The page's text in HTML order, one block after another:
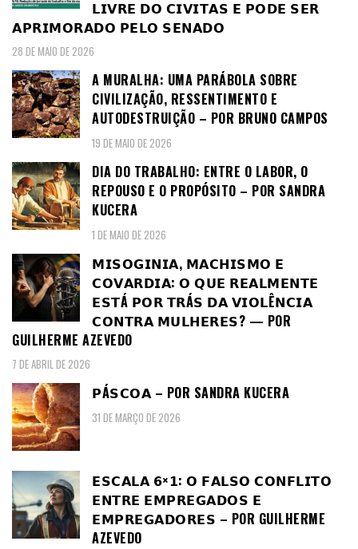
𝗟𝗜𝗩𝗥𝗘 𝗗𝗢 𝗖𝗜𝗩𝗜𝗧𝗔𝗦 𝗘 𝗣𝗢𝗗𝗘 𝗦𝗘𝗥
𝗔𝗣𝗥𝗜𝗠𝗢𝗥𝗔𝗗𝗢 𝗣𝗘𝗟𝗢 𝗦𝗘𝗡𝗔𝗗𝗢
28 DE MAIO DE 2026
A MURALHA: UMA PARÁBOLA SOBRE
CIVILIZAÇÃO, RESSENTIMENTO E
AUTODESTRUIÇÃO – POR BRUNO CAMPOS
19 DE MAIO DE 2026
DIA DO TRABALHO: ENTRE O LABOR, O
REPOUSO E O PROPÓSITO – POR SANDRA
KUCERA
1 DE MAIO DE 2026
𝗠𝗜𝗦𝗢𝗚𝗜𝗡𝗜𝗔, 𝗠𝗔𝗖𝗛𝗜𝗦𝗠𝗢 𝗘
𝗖𝗢𝗩𝗔𝗥𝗗𝗜𝗔: 𝗢 𝗤𝗨𝗘 𝗥𝗘𝗔𝗟𝗠𝗘𝗡𝗧𝗘
𝗘𝗦𝗧Á 𝗣𝗢𝗥 𝗧𝗥Á𝗦 𝗗𝗔 𝗩𝗜𝗢𝗟Ê𝗡𝗖𝗜𝗔
𝗖𝗢𝗡𝗧𝗥𝗔 𝗠𝗨𝗟𝗛𝗘𝗥𝗘𝗦? — POR
GUILHERME AZEVEDO
7 DE ABRIL DE 2026
𝗣Á𝗦𝗖𝗢𝗔 – POR SANDRA KUCERA
31 DE MARÇO DE 2026
𝗘𝗦𝗖𝗔𝗟𝗔 𝟲×𝟭: 𝗢 𝗙𝗔𝗟𝗦𝗢 𝗖𝗢𝗡𝗙𝗟𝗜𝗧𝗢
𝗘𝗡𝗧𝗥𝗘 𝗘𝗠𝗣𝗥𝗘𝗚𝗔𝗗𝗢𝗦 𝗘
𝗘𝗠𝗣𝗥𝗘𝗚𝗔𝗗𝗢𝗥𝗘𝗦 – POR GUILHERME
AZEVEDO